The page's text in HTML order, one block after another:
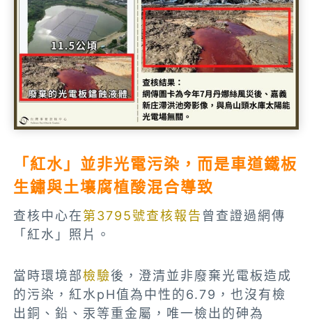
「紅水」並非光電污染，而是車道鐵板
生鏽與土壤腐植酸混合導致
查核中心在第3795號查核報告 曾查證過網傳
「紅水」照片。
當時環境部檢驗後，澄清並非廢棄光電板造成
的污染，紅水pH值為中性的6.79，也沒有檢
出銅、鉛、汞等重金屬，唯一檢出的砷為